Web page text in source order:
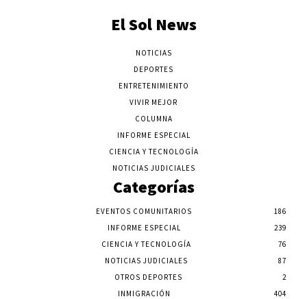
El Sol News
NOTICIAS
DEPORTES
ENTRETENIMIENTO
VIVIR MEJOR
COLUMNA
INFORME ESPECIAL
CIENCIA Y TECNOLOGÍA
NOTICIAS JUDICIALES
Categorías
EVENTOS COMUNITARIOS
186
INFORME ESPECIAL
239
CIENCIA Y TECNOLOGÍA
76
NOTICIAS JUDICIALES
87
OTROS DEPORTES
2
INMIGRACIÓN
404